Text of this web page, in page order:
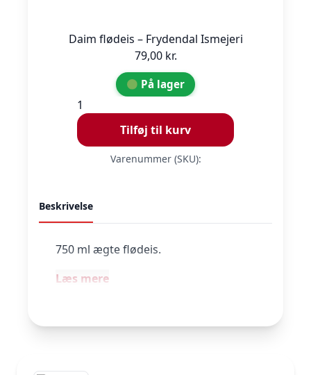
Daim flødeis – Frydendal Ismejeri
79,00 kr.
På lager
Daim
flødeis
-
Frydendal
Tilføj til kurv
Varenummer (SKU):
Beskrivelse
750 ml ægte flødeis.
Læs mere